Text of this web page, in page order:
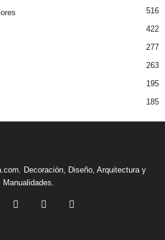
516
422
277
263
195
185
Decoración, Diseño, Arquitectura y
Manualidades.